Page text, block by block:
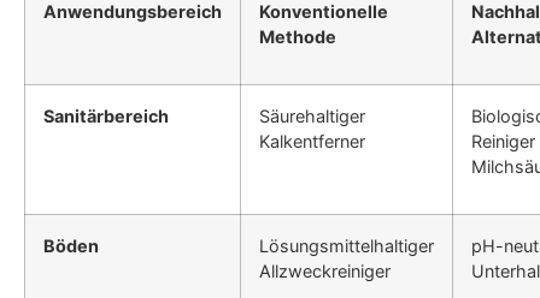
Anwendungsbereich
Konventionelle
Methode
Sanitärbereich
Säurehaltiger
Kalkentferner
Böden
Lösungsmittelhaltiger
Allzweckreiniger
pH-